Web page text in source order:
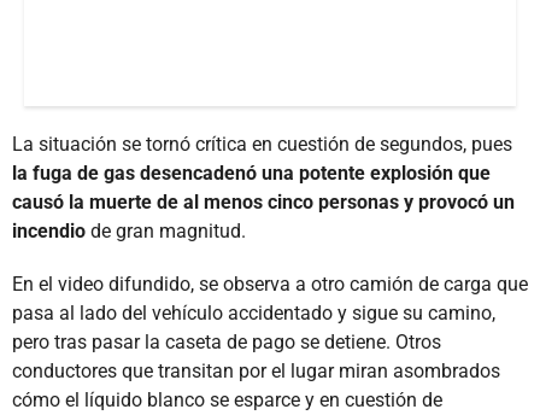
La situación se tornó crítica en cuestión de segundos, pues
la fuga de gas desencadenó una potente explosión que
causó la muerte de al menos cinco personas y provocó un
incendio de gran magnitud.
En el video difundido, se observa a otro camión de carga que
pasa al lado del vehículo accidentado y sigue su camino,
pero tras pasar la caseta de pago se detiene. Otros
conductores que transitan por el lugar miran asombrados
cómo el líquido blanco se esparce y en cuestión de